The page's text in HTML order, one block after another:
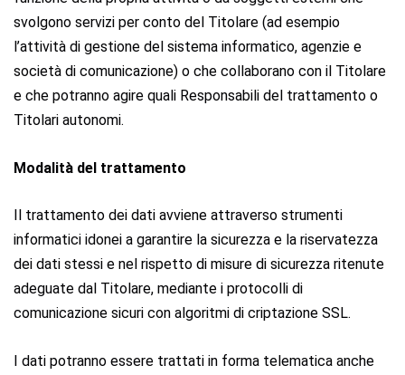
svolgono servizi per conto del Titolare (ad esempio
l’attività di gestione del sistema informatico, agenzie e
società di comunicazione) o che collaborano con il Titolare
e che potranno agire quali Responsabili del trattamento o
Titolari autonomi.
Modalità del trattamento
Il trattamento dei dati avviene attraverso strumenti
informatici idonei a garantire la sicurezza e la riservatezza
dei dati stessi e nel rispetto di misure di sicurezza ritenute
adeguate dal Titolare, mediante i protocolli di
comunicazione sicuri con algoritmi di criptazione SSL.
I dati potranno essere trattati in forma telematica anche